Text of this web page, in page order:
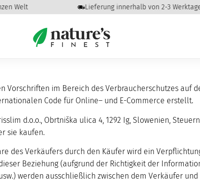
Welt Lieferung innerhalb von 2-3 Werktagen
Vorschriften im Bereich des Verbraucherschutzes auf
Code für Online– und E-Commerce erstellt.
d.o.o., Obrtniška ulica 4, 1292 Ig, Slowenien,
sie kaufen.
des Verkäufers durch den Käufer wird ein
Beziehung (aufgrund der Richtigkeit der
werden ausschließlich zwischen dem Verkäufer